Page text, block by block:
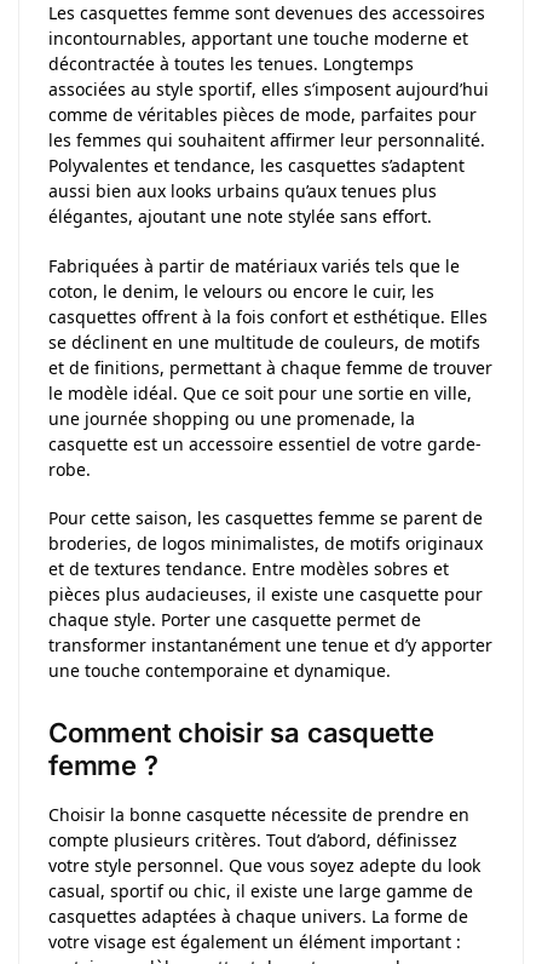
Les casquettes femme sont devenues des accessoires
incontournables, apportant une touche moderne et
décontractée à toutes les tenues. Longtemps
associées au style sportif, elles s’imposent aujourd’hui
comme de véritables pièces de mode, parfaites pour
les femmes qui souhaitent affirmer leur personnalité.
Polyvalentes et tendance, les casquettes s’adaptent
aussi bien aux looks urbains qu’aux tenues plus
élégantes, ajoutant une note stylée sans effort.
Fabriquées à partir de matériaux variés tels que le
coton, le denim, le velours ou encore le cuir, les
casquettes offrent à la fois confort et esthétique. Elles
se déclinent en une multitude de couleurs, de motifs
et de finitions, permettant à chaque femme de trouver
le modèle idéal. Que ce soit pour une sortie en ville,
une journée shopping ou une promenade, la
casquette est un accessoire essentiel de votre garde-
robe.
Pour cette saison, les casquettes femme se parent de
broderies, de logos minimalistes, de motifs originaux
et de textures tendance. Entre modèles sobres et
pièces plus audacieuses, il existe une casquette pour
chaque style. Porter une casquette permet de
transformer instantanément une tenue et d’y apporter
une touche contemporaine et dynamique.
Comment choisir sa casquette
femme ?
Choisir la bonne casquette nécessite de prendre en
compte plusieurs critères. Tout d’abord, définissez
votre style personnel. Que vous soyez adepte du look
casual, sportif ou chic, il existe une large gamme de
casquettes adaptées à chaque univers. La forme de
votre visage est également un élément important :